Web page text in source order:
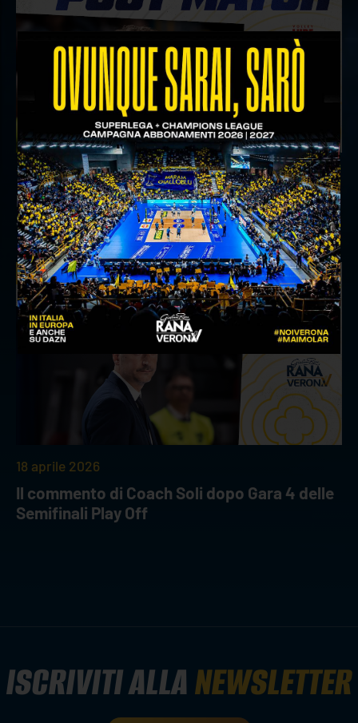
18 aprile 2026
Il commento del ds Lami dopo Gara 4 delle
Semifinali Play Off
INTERVIEWS
18 aprile 2026
Il commento di Coach Soli dopo Gara 4 delle
Semifinali Play Off
ISCRIVITI ALLANEWSLETTER